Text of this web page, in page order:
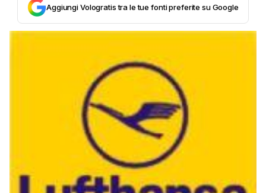
Aggiungi Vologratis tra le tue fonti preferite su Google